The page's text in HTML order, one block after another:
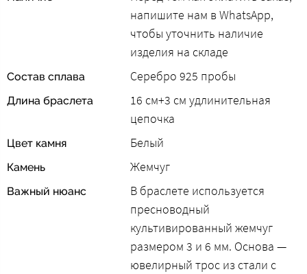
напишите нам в WhatsApp,
чтобы уточнить наличие
изделия на складе
Состав сплава Серебро 925 пробы
Длина браслета
16 cм+3 см удлинительная
цепочка
Цвет камня Белый
Камень Жемчуг
Важный нюанс
В браслете используется
пресноводный
культивированный жемчуг
размером 3 и 6 мм. Основа —
ювелирный трос из стали с